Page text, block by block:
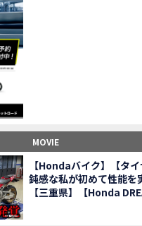
鈴鹿サーキットロード】オープン当日イベン
近い！】ホンダドリーム鈴鹿サーキットロードOPEN
ーナーの素直な理由。〇〇で納得の買取してもらいました
ボ】CIVIC TYPE R♪スタッフオススメの鈴鹿ドライブ
4輪走行は驚きの…【Honda GoldWing AfricaTwin】試乗会in鈴鹿ツ
】バイク＆クルマ夢のコラボイベント！「HCM２＆４サーキット
バイク女子6人がツーリング行っ
人でツーリング行った結果ww！
ライダー、大人のマスツーリングへついていった【三重〜長野•茶臼山高
ボ】CIVIC TYPE R♪ スタッフオススメの鈴鹿ドライ
サーキットフェス2023 紹介
サーキットフェス2023 紹介動
MOVIE
【Hondaバイク】【タイ
鈍感な私が初めて性能を
【三重県】【Honda